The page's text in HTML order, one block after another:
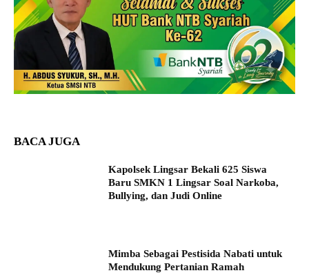
BACA JUGA
Kapolsek Lingsar Bekali 625 Siswa
Baru SMKN 1 Lingsar Soal Narkoba,
Bullying, dan Judi Online
Mimba Sebagai Pestisida Nabati untuk
Mendukung Pertanian Ramah